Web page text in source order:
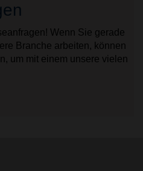
Wenn Sie gerade
Branche arbeiten, können
um mit einem unsere vielen